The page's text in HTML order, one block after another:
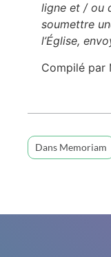
ligne et / ou
soumettre
l’Église,
Compilé par
Dans Memoriam